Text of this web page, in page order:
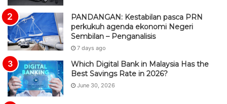
PANDANGAN: Kestabilan pasca PRN
perkukuh agenda ekonomi Negeri
Sembilan – Penganalisis
7 days ago
Which Digital Bank in Malaysia Has the
Best Savings Rate in 2026?
June 30, 2026